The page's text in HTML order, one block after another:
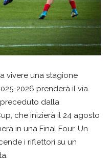
vivere una stagione
2026 prenderà il via
dalla
che inizierà il 24 agosto
in una Final Four. Un
i riflettori su un